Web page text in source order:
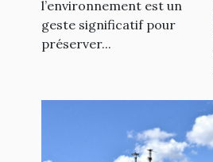
l’environnement est un
geste significatif pour
préserver...